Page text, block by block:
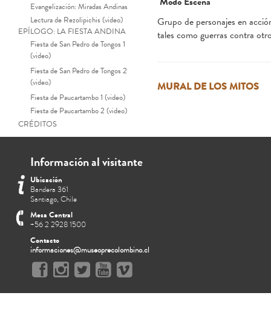
Evangelización: Miradas Andinas
Lectura de Rezolipichis (video)
EPÍLOGO: LA FIESTA ANDINA
Fiesta de San Pedro de Tongos 1
(video)
Fiesta de San Pedro de Tongos 2
(video)
Fiesta de Paucartambo 1 (video)
Fiesta de Paucartambo 2 (video)
CRÉDITOS
Grupo de personajes en
tales como guerras contra
MURAL DE LOS MITOS
Información al visitante
Ubicación
Bandera 361
Santiago, Chile
Mesa Central
+56 2 2928 1500
Contacto
informaciones@museoprecolombino.cl